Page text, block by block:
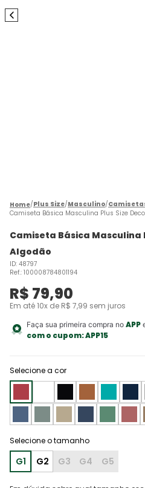
Plus Size Masculino
Camiseta Básica Masculina Plus Size
Camiseta Básica Masculina
Algodão
ID: 48797
Ref.: 100008784801194
R$ 79,90
Em até10x de R$ 7,99 sem juros
Faça sua primeira compra no APP
com o cupom:APP15
Selecione a cor
G1 G2 G3 G4 G5